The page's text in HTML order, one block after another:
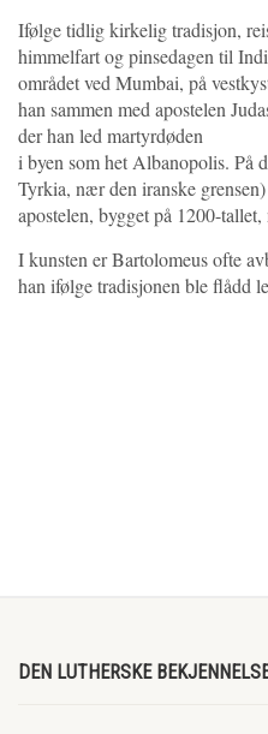
Ifølge tidlig kirkelig tradisjon,
himmelfart og pinsedagen til
området ved Mumbai, på
han sammen med apostelen
der han led martyrdøden
i byen som het Albanopolis. På
Tyrkia, nær den iranske
apostelen, bygget på 1200-
I kunsten er Bartolomeus ofte
han ifølge tradisjonen ble flådd
DEN LUTHERSKE